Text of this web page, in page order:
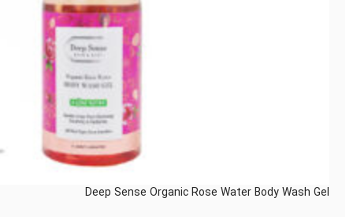
Deep Sense Organic Rose Water Body Wash Gel